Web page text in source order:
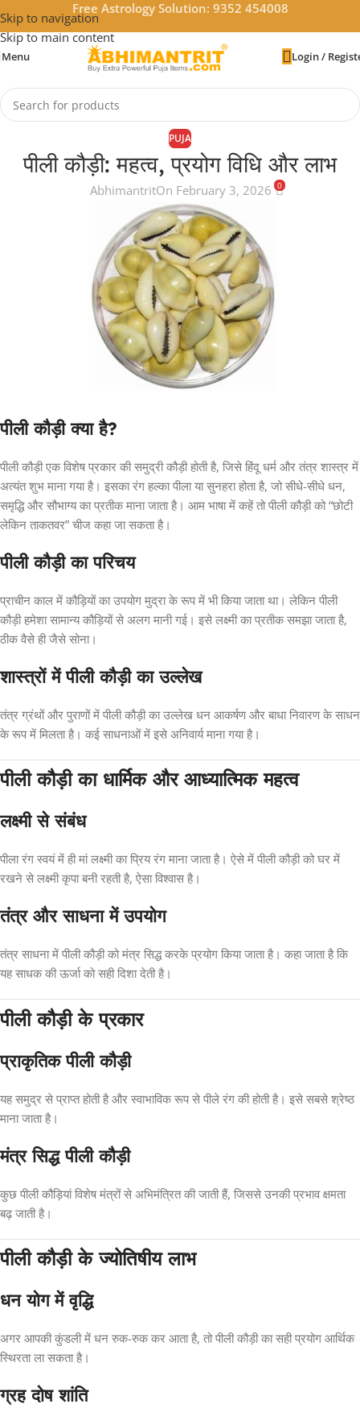
Skip to navigation
Skip to main content
Free Astrology Solution: 9352 454008
Menu Login /
PUJA
पीली कौड़ी: महत्व, प्रयोग विधि और लाभ
AbhimantritOn February 3, 2026 0
पीली कौड़ी क्या है?
पीली कौड़ी एक विशेष प्रकार की समुद्री कौड़ी होती है, जिसे हिंदू धर्म और तंत्र शास्त्र में
अत्यंत शुभ माना गया है। इसका रंग हल्का पीला या सुनहरा होता है, जो सीधे-सीधे धन,
समृद्धि और सौभाग्य का प्रतीक माना जाता है। आम भाषा में कहें तो पीली कौड़ी को “छोटी
लेकिन ताकतवर” चीज कहा जा सकता है।
पीली कौड़ी का परिचय
प्राचीन काल में कौड़ियों का उपयोग मुद्रा के रूप में भी किया जाता था। लेकिन पीली
कौड़ी हमेशा सामान्य कौड़ियों से अलग मानी गई। इसे लक्ष्मी का प्रतीक समझा जाता है,
ठीक वैसे ही जैसे सोना।
शास्त्रों में पीली कौड़ी का उल्लेख
तंत्र ग्रंथों और पुराणों में पीली कौड़ी का उल्लेख धन आकर्षण और बाधा निवारण के साधन
के रूप में मिलता है। कई साधनाओं में इसे अनिवार्य माना गया है।
पीली कौड़ी का धार्मिक और आध्यात्मिक महत्व
लक्ष्मी से संबंध
पीला रंग स्वयं में ही मां लक्ष्मी का प्रिय रंग माना जाता है। ऐसे में पीली कौड़ी को घर में
रखने से लक्ष्मी कृपा बनी रहती है, ऐसा विश्वास है।
तंत्र और साधना में उपयोग
तंत्र साधना में पीली कौड़ी को मंत्र सिद्ध करके प्रयोग किया जाता है। कहा जाता है कि
यह साधक की ऊर्जा को सही दिशा देती है।
पीली कौड़ी के प्रकार
प्राकृतिक पीली कौड़ी
यह समुद्र से प्राप्त होती है और स्वाभाविक रूप से पीले रंग की होती है। इसे सबसे श्रेष्ठ
माना जाता है।
मंत्र सिद्ध पीली कौड़ी
कुछ पीली कौड़ियां विशेष मंत्रों से अभिमंत्रित की जाती हैं, जिससे उनकी प्रभाव क्षमता
बढ़ जाती है।
पीली कौड़ी के ज्योतिषीय लाभ
धन योग में वृद्धि
अगर आपकी कुंडली में धन रुक-रुक कर आता है, तो पीली कौड़ी का सही प्रयोग आर्थिक
स्थिरता ला सकता है।
ग्रह दोष शांति